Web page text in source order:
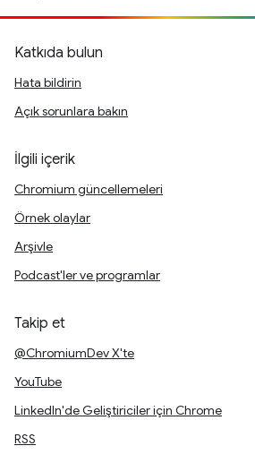
Katkıda bulun
Hata bildirin
Açık sorunlara bakın
İlgili içerik
Chromium güncellemeleri
Örnek olaylar
Arşivle
Podcast'ler ve programlar
Takip et
@ChromiumDev X'te
YouTube
LinkedIn'de Geliştiriciler için Chrome
RSS